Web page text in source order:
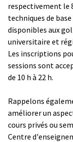
respectivement le
techniques de
disponibles aux
universitaire et
Les inscriptions
sessions sont
de 10 h à 22 h.
Rappelons
améliorer un
cours privés ou
Centre